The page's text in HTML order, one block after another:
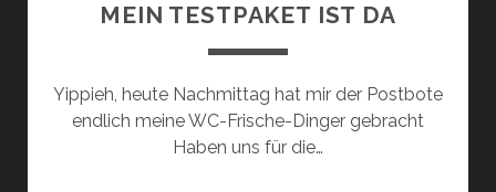
MEIN TESTPAKET IST DA
Yippieh, heute Nachmittag hat mir der Postbote
endlich meine WC-Frische-Dinger gebracht
Haben uns für die…